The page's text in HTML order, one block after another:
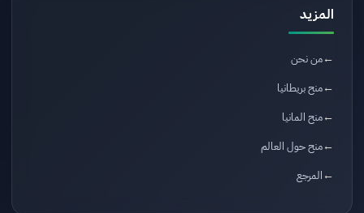
المزيد
من نحن
منح بريطانيا
منح المانيا
منح حول العالم
المرجع